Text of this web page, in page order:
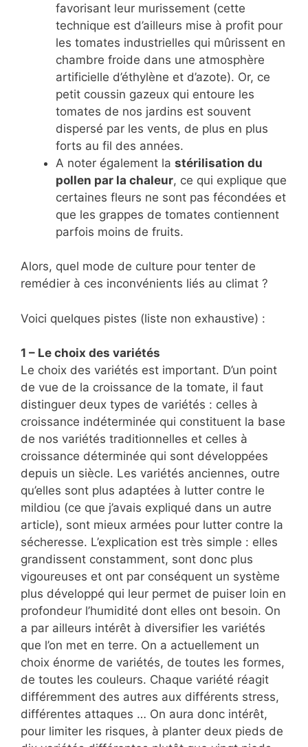
favorisant leur murissement (cette
technique est d’ailleurs mise à profit pour
les tomates industrielles qui mûrissent en
chambre froide dans une atmosphère
artificielle d’éthylène et d’azote). Or, ce
petit coussin gazeux qui entoure les
tomates de nos jardins est souvent
dispersé par les vents, de plus en plus
forts au fil des années.
A noter également la stérilisation du
pollen par la chaleur, ce qui explique que
certaines fleurs ne sont pas fécondées et
que les grappes de tomates contiennent
parfois moins de fruits.
Alors, quel mode de culture pour tenter de
remédier à ces inconvénients liés au climat ?
Voici quelques pistes (liste non exhaustive) :
1 – Le choix des variétés
Le choix des variétés est important. D’un point
de vue de la croissance de la tomate, il faut
distinguer deux types de variétés : celles à
croissance indéterminée qui constituent la base
de nos variétés traditionnelles et celles à
croissance déterminée qui sont développées
depuis un siècle. Les variétés anciennes, outre
qu’elles sont plus adaptées à lutter contre le
mildiou (ce que j’avais expliqué dans un autre
article), sont mieux armées pour lutter contre la
sécheresse. L’explication est très simple : elles
grandissent constamment, sont donc plus
vigoureuses et ont par conséquent un système
plus développé qui leur permet de puiser loin en
profondeur l’humidité dont elles ont besoin. On
a par ailleurs intérêt à diversifier les variétés
que l’on met en terre. On a actuellement un
choix énorme de variétés, de toutes les formes,
de toutes les couleurs. Chaque variété réagit
différemment des autres aux différents stress,
différentes attaques … On aura donc intérêt,
pour limiter les risques, à planter deux pieds de